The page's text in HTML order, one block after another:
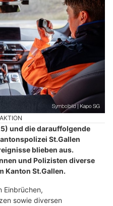
und die darauffolgende
St.Gallen
blieben aus.
und Polizisten diverse
Kanton St.Gallen.
Einbrüchen,
sowie diversen